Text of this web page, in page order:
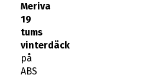
tums
vinterdäck
på
ABS
Wheels.
Vi